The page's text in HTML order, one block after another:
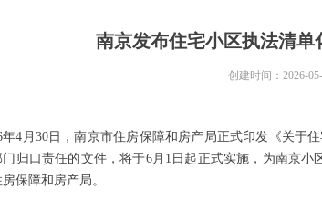
南京发布住宅小区执法清单
年4月30日，南京市住房保障和房产局正式印发《关于
门归口责任的文件，将于6月1日起正式实施，为南京
保障和房产局。
创建时间： 2026-